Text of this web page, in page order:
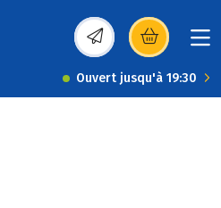
(s’ouvre dans une
Ouvert jusqu'à 19:30